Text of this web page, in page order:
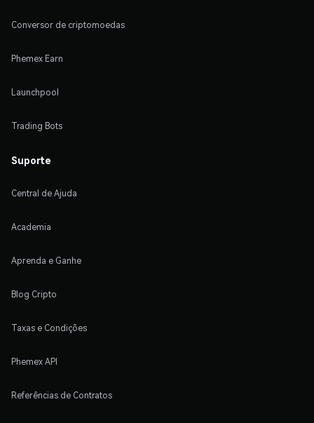
Conversor de criptomoedas
Phemex Earn
Launchpool
Trading Bots
Suporte
Central de Ajuda
Academia
Aprenda e Ganhe
Blog Cripto
Taxas e Condições
Phemex API
Referências de Contratos